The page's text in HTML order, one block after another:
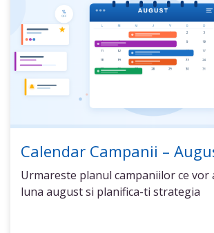
Calendar Campanii –
Urmareste planul campaniilor ce vor
luna august si planifica-ti strategia